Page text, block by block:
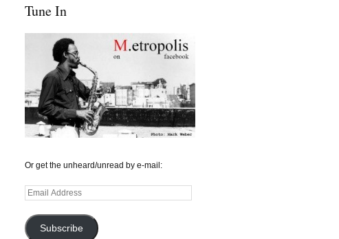
Tune In
Or get the unheard/unread by e-mail:
Email
Subscribe